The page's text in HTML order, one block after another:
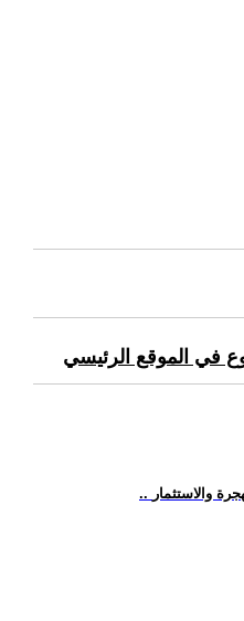
في الموقع الرئيسي
والاستثمار